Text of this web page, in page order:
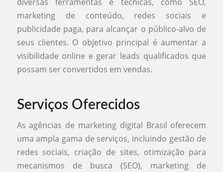
marketing de conteúdo, redes sociais e
publicidade paga, para alcançar o público-alvo de
seus clientes. O objetivo principal é aumentar a
visibilidade online e gerar leads qualificados que
possam ser convertidos em vendas.
Serviços Oferecidos
As agências de marketing digital Brasil oferecem
uma ampla gama de serviços, incluindo gestão de
redes sociais, criação de sites, otimização para
mecanismos de busca (SEO), marketing de